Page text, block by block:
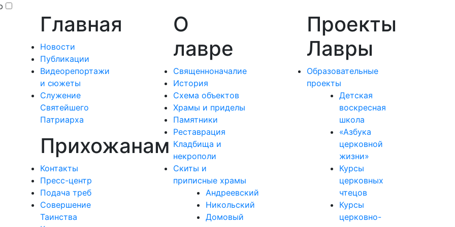
Главная
Новости
Публикации
Видеорепортажи
и сюжеты
Служение
Святейшего
Патриарха
Прихожанам
Контакты
Пресс-центр
Подача треб
Совершение
Таинства
О
лавре
Священноначалие
История
Схема объектов
Храмы и приделы
Памятники
Реставрация
Кладбища и
некрополи
Скиты и
приписные храмы
Андреевский
Никольский
Домовый
Проекты
Лавры
Образовательные
проекты
Детская
воскресная
школа
«Азбука
церковной
жизни»
Курсы
церковных
чтецов
Курсы
церковно-